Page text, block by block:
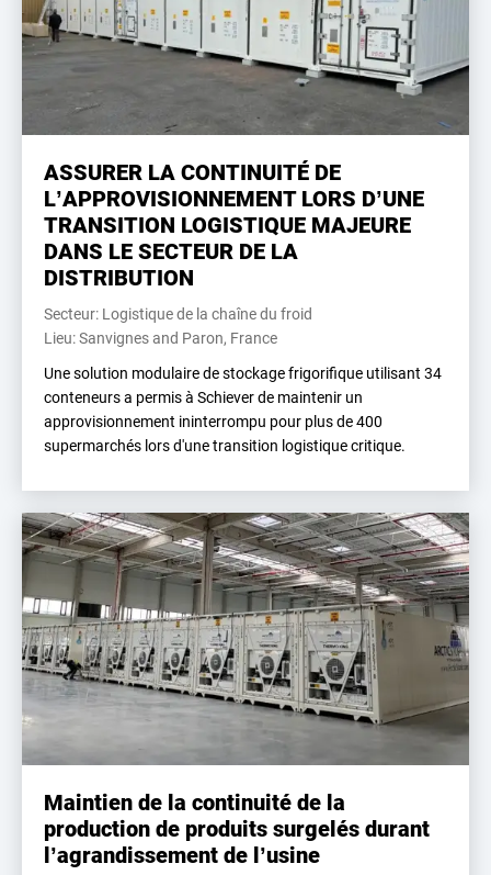
ASSURER LA CONTINUITÉ DE
L’APPROVISIONNEMENT LORS D’UNE
TRANSITION LOGISTIQUE MAJEURE
DANS LE SECTEUR DE LA
DISTRIBUTION
Secteur: Logistique de la chaîne du froid
Lieu: Sanvignes and Paron, France
Une solution modulaire de stockage frigorifique utilisant 34
conteneurs a permis à Schiever de maintenir un
approvisionnement ininterrompu pour plus de 400
supermarchés lors d'une transition logistique critique.
Maintien de la continuité de la
production de produits surgelés durant
l’agrandissement de l’usine